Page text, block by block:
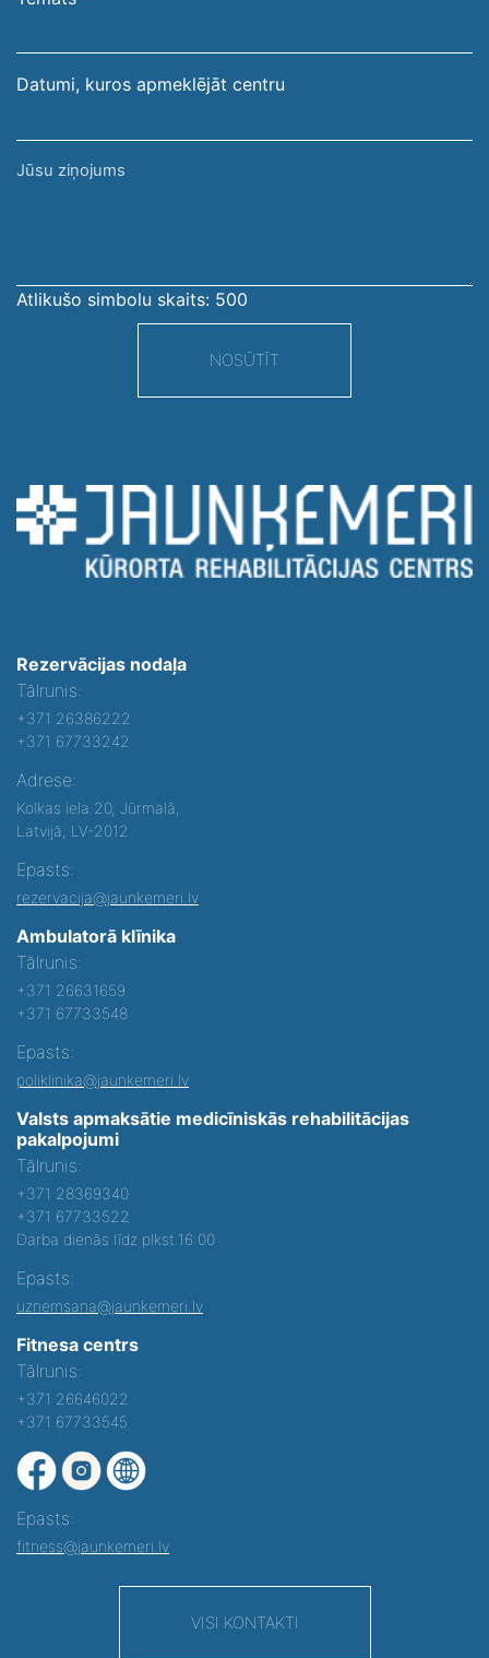
Datumi, kuros apmeklējāt centru
Jūsu
Atlikušo simbolu skaits: 500
NOSŪTĪT
Rezervācijas nodaļa
Tālrunis:
+371 26386222
+371 67733242
Adrese:
Kolkas iela 20, Jūrmalā,
Latvijā, LV-2012
Epasts:
rezervacija@jaunkemeri.lv
Ambulatorā klīnika
Tālrunis:
+371 26631659
+371 67733548
Epasts:
poliklinika@jaunkemeri.lv
Valsts apmaksātie medicīniskās rehabilitācijas
pakalpojumi
Tālrunis:
+371 28369340
+371 67733522
Darba dienās līdz plkst.16:00
Epasts:
uznemsana@jaunkemeri.lv
Fitnesa centrs
Tālrunis:
+371 26646022
+371 67733545
Epasts:
fitness@jaunkemeri.lv
VISI KONTAKTI